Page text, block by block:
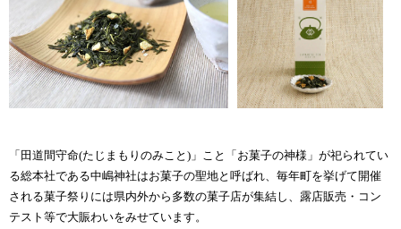
「田道間守命(たじまもりのみこと)」こと「お菓子の神様」が祀られてい
る総本社である中嶋神社はお菓子の聖地と呼ばれ、毎年町を挙げて開催
される菓子祭りには県内外から多数の菓子店が集結し、露店販売・コン
テスト等で大賑わいをみせています。